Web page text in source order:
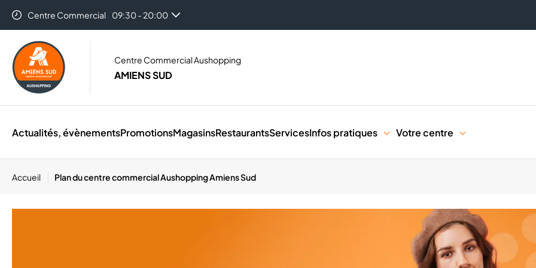
Centre Commercial 09:30 - 20:00
Centre Commercial Aushopping
AMIENS SUD
Actualités, évènementsPromotionsMagasinsRestaurantsServicesInfos pratiques Votre centre
Accueil Plan du centre commercial Aushopping Amiens Sud